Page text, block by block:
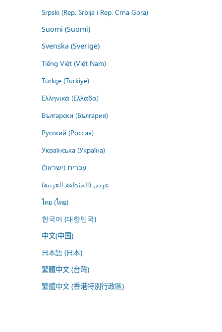
Srpski (Rep. Srbija i Rep. Crna Gora)
Suomi (Suomi)
Svenska (Sverige)
Tiếng Việt (Việt Nam)
Türkçe (Türkiye)
Ελληνικά (Ελλάδα)
Български (България)
Русский (Россия)
Українська (Україна)
עברית (ישראל)
عربي (المنطقة العربية)
ไทย (ไทย)
한국어 (대한민국)
中文(中国)
日本語 (日本)
繁體中文 (台灣)
繁體中文 (香港特別行政區)